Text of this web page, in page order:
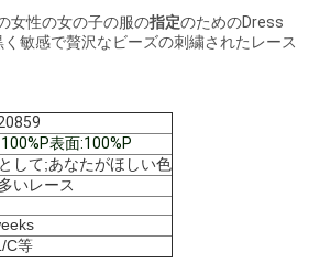
女性の女の子の服の指定のためのDress
敏感で贅沢なビーズの刺繍されたレース
表面:100%P
して;あなたがほしい色
いレース
C等